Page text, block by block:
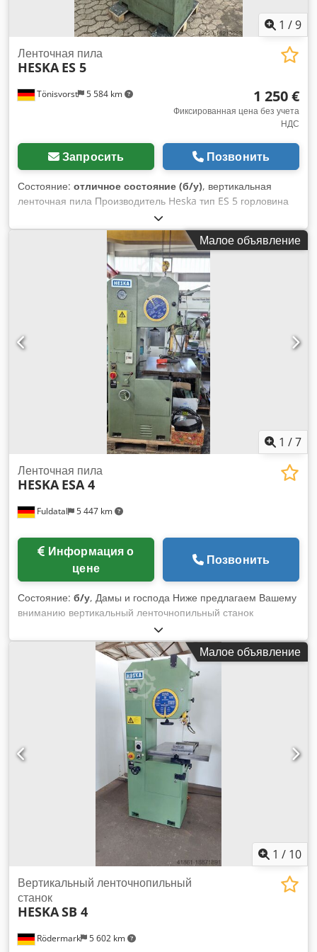
1 /9
Tönisvorst 5 584 km
Ленточная пила
HESKA ES 5
1 250 €
Фиксированная цена без учета
НДС
Запросить Позвонить
Состояние: отличное состояние (б/у), вертикальная
ленточная пила Производитель Heska тип ES 5 горловина
500 мм максимальная высота пропила 310/270 мм размер
стола 600 x 600 мм Стол можно наклонять Ленточный
сварочный аппарат IDEAL тип BS=-16 Бесступенчатая
регулировка скорости пильной ленты ширина 1070 мм
Глубина 800 мм Dkodpfxstr Emms Ah Aor Высота 1960 мм
с поддоном Вес 360 кг
Малое объявление
1 /7
Fuldatal 5 447 km
Ленточная пила
HESKA ESA 4
цене
Позвонить
Состояние: б/у, Дамы и господа Ниже предлагаем Вашему
вниманию вертикальный ленточнопильный станок
«HESKA», бывший в употреблении в хорошем состоянии.
Dodpjwhna Ujfx Ah Aokr
Малое объявление
1 / 10
Rödermark 5 602 km
Вертикальный ленточнопильный
станок
HESKASB 4